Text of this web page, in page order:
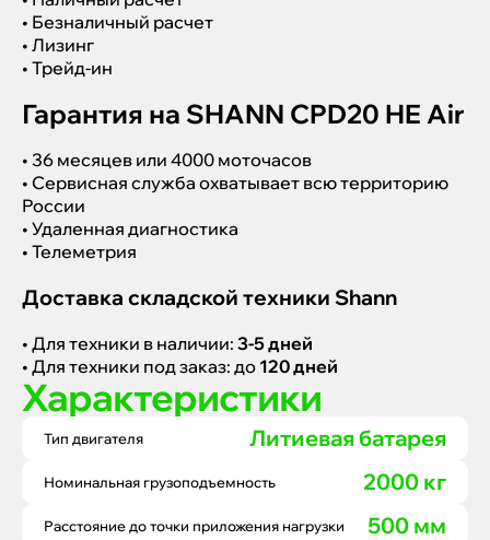
• Безналичный расчет
• Лизинг
• Трейд-ин
Гарантия на SHANN CPD20 HE Air
• 36 месяцев или 4000 моточасов
• Сервисная служба охватывает всю территорию
России
• Удаленная диагностика
• Телеметрия
Доставка складской техники Shann
• Для техники в наличии: 3-5 дней
• Для техники под заказ: до 120 дней
Характеристики
Тип двигателя Литиевая батарея
Номинальная грузоподъемность 2000 кг
Расстояние до точки приложения нагрузки 500 мм